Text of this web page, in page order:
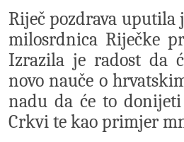
Riječ pozdrava uputila
milosrdnica Riječke
Izrazila je radost da
novo nauče o
nadu da će to
Crkvi te kao primjer